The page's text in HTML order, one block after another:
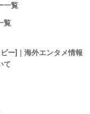
一覧
覧
ー]｜海外エンタメ情報
て